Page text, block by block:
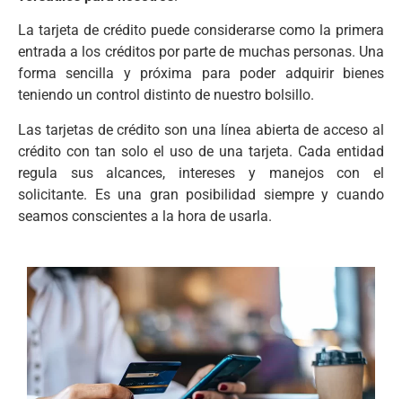
La tarjeta de crédito puede considerarse como la primera
entrada a los créditos por parte de muchas personas. Una
forma sencilla y próxima para poder adquirir bienes
teniendo un control distinto de nuestro bolsillo.
Las tarjetas de crédito son una línea abierta de acceso al
crédito con tan solo el uso de una tarjeta. Cada entidad
regula sus alcances, intereses y manejos con el
solicitante. Es una gran posibilidad siempre y cuando
seamos conscientes a la hora de usarla.